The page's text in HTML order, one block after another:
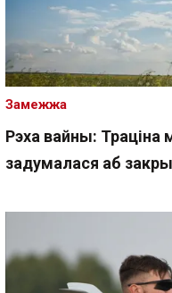
Рэха вайны: Траціна
задумалася аб
Замежжа